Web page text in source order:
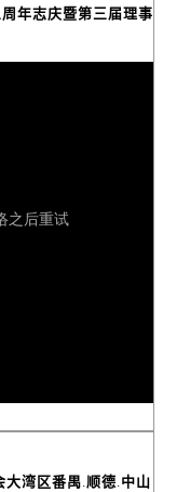
年志庆暨第三届理事
湾区番禺.顺德.中山